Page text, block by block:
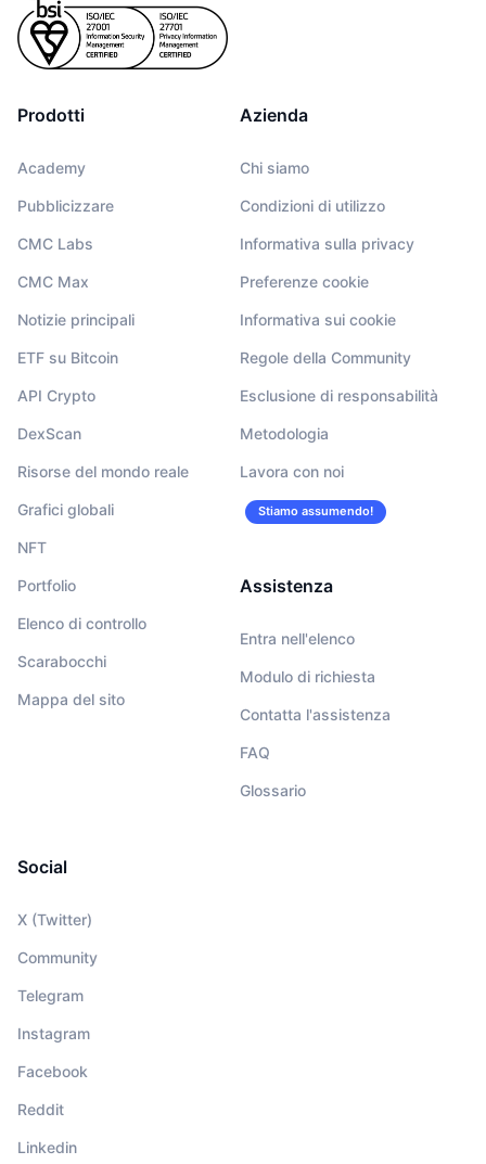
Prodotti
Academy
Pubblicizzare
CMC Labs
CMC Max
Notizie principali
ETF su Bitcoin
API Crypto
DexScan
Risorse del mondo reale
Grafici globali
NFT
Portfolio
Elenco di controllo
Scarabocchi
Mappa del sito
Azienda
Chi siamo
Condizioni di utilizzo
Informativa sulla privacy
Preferenze cookie
Informativa sui cookie
Regole della Community
Esclusione di responsabilità
Metodologia
Lavora con noi
Stiamo assumendo!
Assistenza
Entra nell'elenco
Modulo di richiesta
Contatta l'assistenza
FAQ
Glossario
Social
X (Twitter)
Community
Telegram
Instagram
Facebook
Reddit
Linkedin